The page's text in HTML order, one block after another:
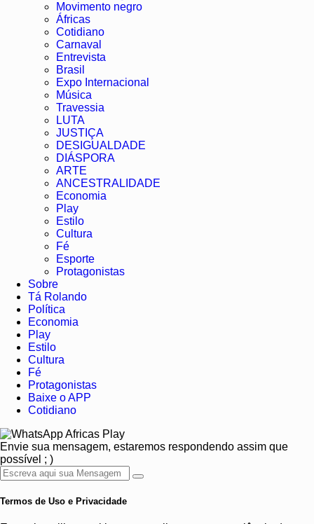
Movimento negro
Áfricas
Cotidiano
Carnaval
Entrevista
Brasil
Expo Internacional
Música
Travessia
LUTA
JUSTIÇA
DESIGUALDADE
DIÁSPORA
ARTE
ANCESTRALIDADE
Economia
Play
Estilo
Cultura
Fé
Esporte
Protagonistas
Sobre
Tá Rolando
Política
Economia
Play
Estilo
Cultura
Fé
Protagonistas
Baixe o APP
Cotidiano
Africas Play
Envie sua mensagem, estaremos respondendo assim que
possível ; )
Termos de Uso e Privacidade